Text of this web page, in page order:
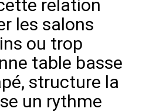
relation
les salons
ou trop
table basse
structure la
un rythme